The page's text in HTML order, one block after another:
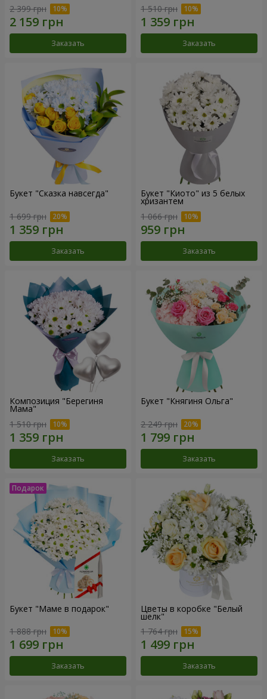
2 399 грн
Заказать
1 510 грн
Заказать
Букет "Сказка навсегда"
1 699 грн
Заказать
Букет "Киото" из 5 белых
хризантем
1 066 грн
Заказать
Композиция "Берегиня
Мама"
1 510 грн
Заказать
Букет "Княгиня Ольга"
2 249 грн
Заказать
Букет "Маме в подарок"
1 888 грн
Заказать
Цветы в коробке "Белый
шелк"
1 764 грн
Заказать